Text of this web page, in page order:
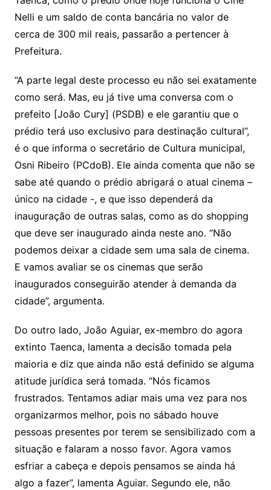
Nelli e um saldo de conta bancária no valor de
cerca de 300 mil reais, passarão a pertencer à
Prefeitura.
“A parte legal deste processo eu não sei exatamente
como será. Mas, eu já tive uma conversa com o
prefeito [João Cury] (PSDB) e ele garantiu que o
prédio terá uso exclusivo para destinação cultural”,
é o que informa o secretário de Cultura municipal,
Osni Ribeiro (PCdoB). Ele ainda comenta que não se
sabe até quando o prédio abrigará o atual cinema –
único na cidade -, e que isso dependerá da
inauguração de outras salas, como as do shopping
que deve ser inaugurado ainda neste ano. “Não
podemos deixar a cidade sem uma sala de cinema.
E vamos avaliar se os cinemas que serão
inaugurados conseguirão atender à demanda da
cidade”, argumenta.
Do outro lado, João Aguiar, ex-membro do agora
extinto Taenca, lamenta a decisão tomada pela
maioria e diz que ainda não está definido se alguma
atitude jurídica será tomada. “Nós ficamos
frustrados. Tentamos adiar mais uma vez para nos
organizarmos melhor, pois no sábado houve
pessoas presentes por terem se sensibilizado com a
situação e falaram a nosso favor. Agora vamos
esfriar a cabeça e depois pensamos se ainda há
algo a fazer”, lamenta Aguiar. Segundo ele, não